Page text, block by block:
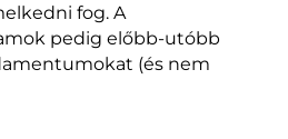
fog. A
pedig előbb-utóbb
(és nem